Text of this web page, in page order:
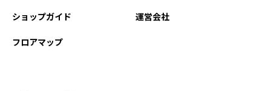
ショップガイド
フロアマップ
運営会社